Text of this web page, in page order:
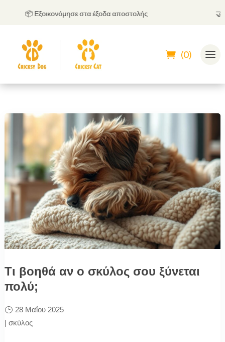
📦 Εξοικονόμησε στα έξοδα αποστολής
(0)
Τι βοηθά αν ο σκύλος σου ξύνεται
πολύ;
28 Μαΐου 2025
| σκύλος